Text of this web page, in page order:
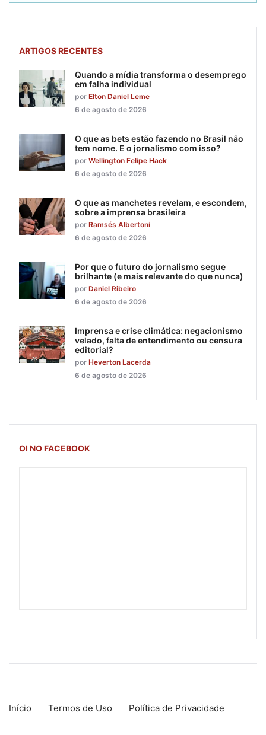
ARTIGOS RECENTES
Quando a mídia transforma o desemprego
em falha individual
por Elton Daniel Leme
6 de agosto de 2026
O que as bets estão fazendo no Brasil não
tem nome. E o jornalismo com isso?
por Wellington Felipe Hack
6 de agosto de 2026
O que as manchetes revelam, e escondem,
sobre a imprensa brasileira
por Ramsés Albertoni
6 de agosto de 2026
Por que o futuro do jornalismo segue
brilhante (e mais relevante do que nunca)
por Daniel Ribeiro
6 de agosto de 2026
Imprensa e crise climática: negacionismo
velado, falta de entendimento ou censura
editorial?
por Heverton Lacerda
6 de agosto de 2026
OI NO FACEBOOK
Início Termos de Uso Política de Privacidade